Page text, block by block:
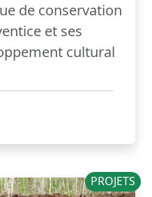
de conservation
et ses
cultural
PROJETS